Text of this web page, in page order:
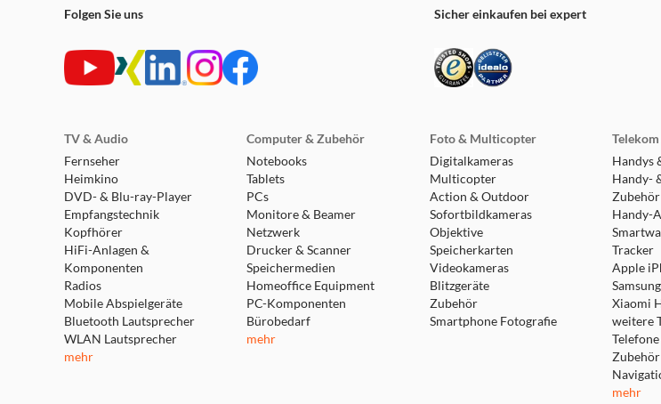
Folgen Sie uns Sicher einkaufen bei expert
TV & Audio
Fernseher
Heimkino
DVD- & Blu-ray-Player
Empfangstechnik
Kopfhörer
HiFi-Anlagen &
Komponenten
Radios
Mobile Abspielgeräte
Bluetooth Lautsprecher
WLAN Lautsprecher
mehr
Computer & Zubehör
Notebooks
Tablets
PCs
Monitore & Beamer
Netzwerk
Drucker & Scanner
Speichermedien
Homeoffice Equipment
PC-Komponenten
Bürobedarf
mehr
Foto & Multicopter
Digitalkameras
Multicopter
Action & Outdoor
Sofortbildkameras
Objektive
Speicherkarten
Videokameras
Blitzgeräte
Zubehör
Smartphone Fotografie
Handys
Handy-
Zubehör
Handy-
Tracker
Apple
Xiaomi
weitere
Zubehör
mehr